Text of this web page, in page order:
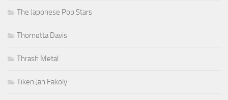
The Japonese Pop Stars
Thornetta Davis
Thrash Metal
Tiken Jah Fakoly